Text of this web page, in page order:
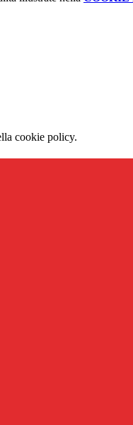
cookie policy.